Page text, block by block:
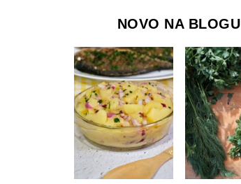
NOVO NA BLOGU